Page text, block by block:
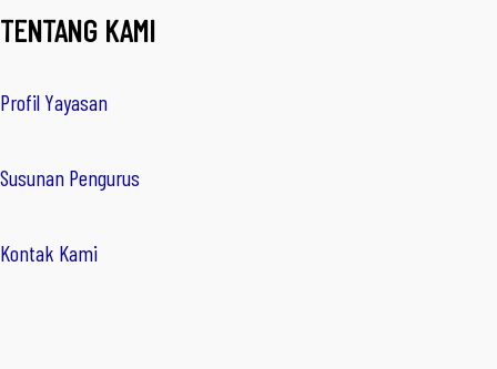
TENTANG KAMI
Profil Yayasan
Susunan Pengurus
Kontak Kami